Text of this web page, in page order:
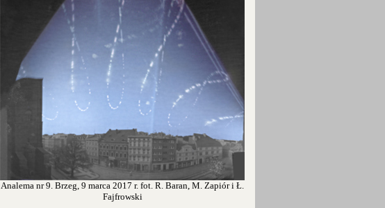
Analema nr 9. Brzeg, 9 marca 2017 r. fot. R. Baran, M. Zapiór i Ł.
Fajfrowski